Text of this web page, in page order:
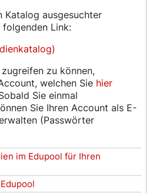
Katalog ausgesuchter
folgenden Link:
zu können,
welchen Sie hier
Sie einmal
Sie Ihren Account als E-
(Passwörter
im Edupool für Ihren